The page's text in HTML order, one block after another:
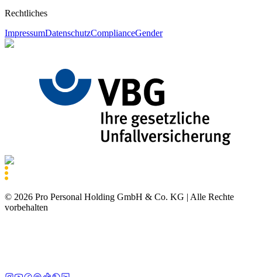
Rechtliches
ImpressumDatenschutzComplianceGender
© 2026 Pro Personal Holding GmbH & Co. KG | Alle Rechte
vorbehalten